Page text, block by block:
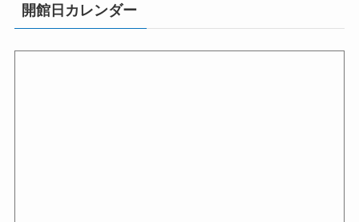
開館日カレンダー